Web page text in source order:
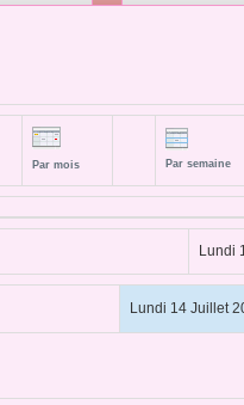
Par mois Par semaine
Lundi
Lundi 14 Juillet